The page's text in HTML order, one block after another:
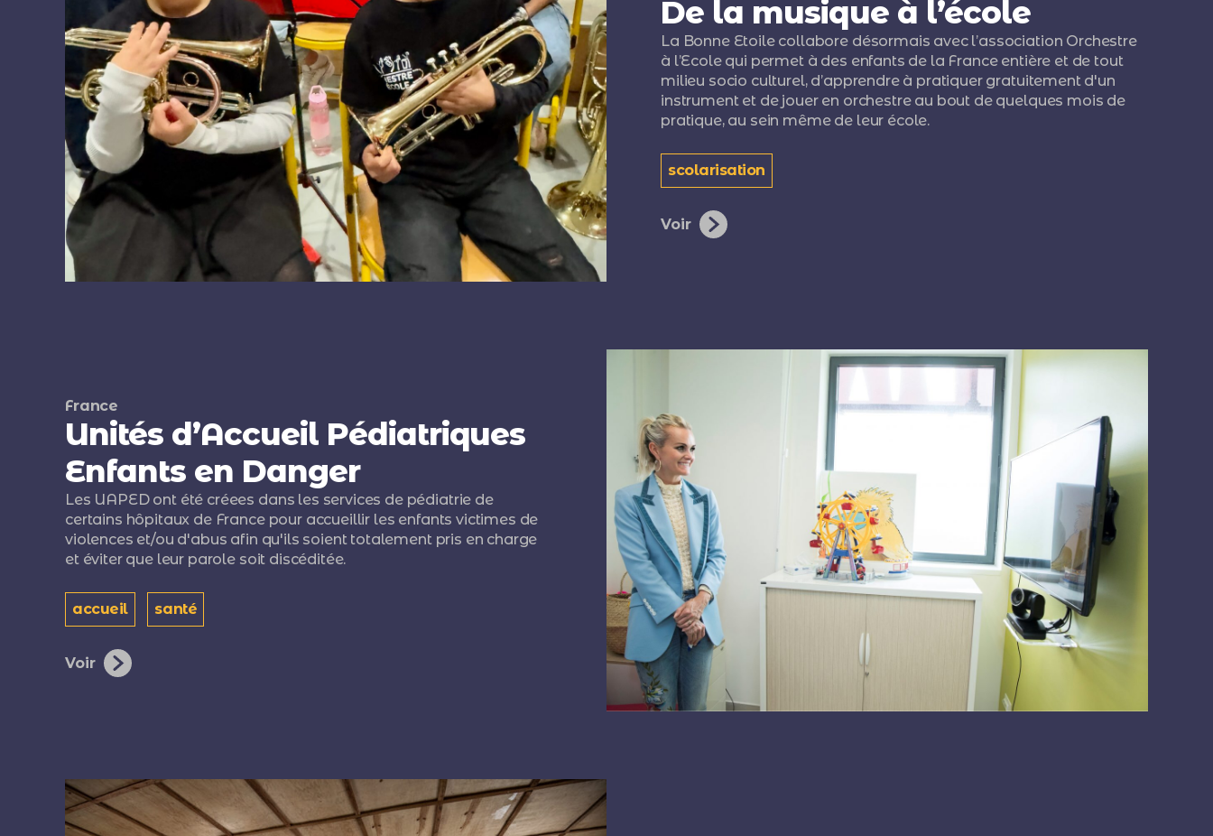
De la musique à l’école
La Bonne Etoile collabore désormais avec l’association Orchestre
à l’Ecole qui permet à des enfants de la France entière et de tout
milieu socio culturel, d’apprendre à pratiquer gratuitement d'un
instrument et de jouer en orchestre au bout de quelques mois de
pratique, au sein même de leur école.
scolarisation
Voir
France
Unités d’Accueil Pédiatriques
Enfants en Danger
Les UAPED ont été créees dans les services de pédiatrie de
certains hôpitaux de France pour accueillir les enfants victimes de
violences et/ou d'abus afin qu'ils soient totalement pris en charge
et éviter que leur parole soit discéditée.
accueil santé
Voir